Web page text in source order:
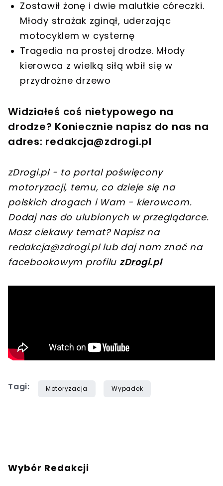
Zostawił żonę i dwie malutkie córeczki.
Młody strażak zginął, uderzając
motocyklem w cysternę
Tragedia na prostej drodze. Młody
kierowca z wielką siłą wbił się w
przydrożne drzewo
Widziałeś coś nietypowego na
drodze? Koniecznie napisz do nas na
adres: redakcja@zdrogi.pl
zDrogi.pl - to portal poświęcony
motoryzacji, temu, co dzieje się na
polskich drogach i Wam - kierowcom.
Dodaj nas do ulubionych w przeglądarce.
Masz ciekawy temat? Napisz na
redakcja@zdrogi.pllub daj nam znać na
facebookowym profilu zDrogi.pl
Tagi: Motoryzacja Wypadek
Wybór Redakcji